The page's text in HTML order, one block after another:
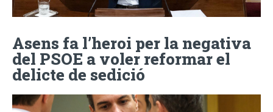
Asens fa l’heroi per la negativa
del PSOE a voler reformar el
delicte de sedició